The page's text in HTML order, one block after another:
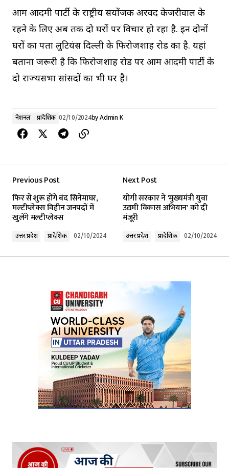
आम आदमी पार्टी के राष्ट्रीय सयोंजक अरविंद केजरीवाल के
रहने के लिए अब तक दो घरों पर विचार हो रहा है. इन दोनों
घरों का पता लुटियंस दिल्ली के फिरोजशाह रोड का है. यहां
बताना जरूरी है कि फिरोजशाह रोड पर आम आदमी पार्टी के
दो राज्यसभा सांसदों का भी घर है।
नेशनल प्रादेशिक 02/10/2024byAdmin K
Previous Post
फिर से शुरू होंगे बंद सिनेमाघर,
मल्टीप्लेक्स विहीन जनपदों में
खुलेंगे मल्टीप्लेक्स
उत्तर प्रदेश प्रादेशिक 02/10/2024
Next Post
योगी सरकार ने 'मुख्यमंत्री युवा
उद्यमी विकास अभियान' को दी
मंजूरी
उत्तर प्रदेश प्रादेशिक 02/10/2024